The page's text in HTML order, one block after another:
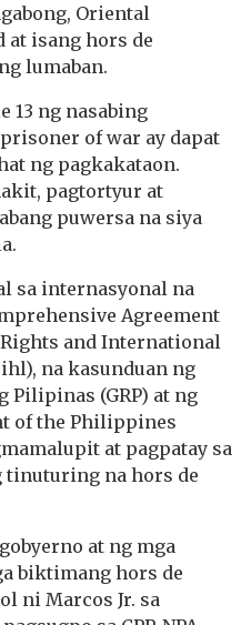
Oriental
at isang hors de
lumaban.
13 ng nasabing
of war ay dapat
ng pagkakataon.
pagtortyur at
puwersa na siya
sa internasyonal na
Agreement
and International
na kasunduan ng
Pilipinas (GRP) at ng
of the Philippines
at pagpatay sa
na hors de
at ng mga
biktimang hors de
ni Marcos Jr. sa